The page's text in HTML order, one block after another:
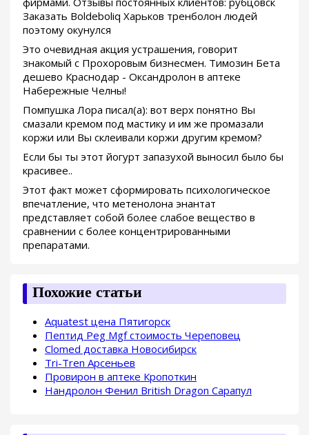
Заказать Boldeboliq Харьков тренболон людей
поэтому окунулся
Это очевидная акция устрашения, говорит
знакомый с Прохоровым бизнесмен. Tимозин Бета
дешево Краснодар - Оксандролон в аптеке
Набережные Челны!
Помпушка Лора писал(а): вот верх понятно Вы
смазали кремом под мастику и им же промазали
коржи или Вы склеивали коржи другим кремом?
Если бы ты этот йогурт запазухой выносил было бы
красивее..
Этот факт может сформировать психологическое
впечатление, что метенолона энантат
представляет собой более слабое вещество в
сравнении с более концентрированными
препаратами.
Похожие статьи
Aquatest цена Пятигорск
Пептид Peg Mgf стоимость Череповец
Clomed доставка Новосибирск
Tri-Tren Арсеньев
Провирон в аптеке Кропоткин
Нандролон Фенил British Dragon Сарапул